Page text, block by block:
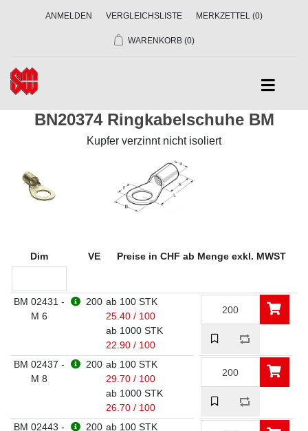
ANMELDEN VERGLEICHSLISTE MERKZETTEL (0)
WARENKORB (0)
BN20374 Ringkabelschuhe BM
Kupfer verzinnt nicht isoliert
Dim VE Preise in CHF ab Menge exkl. MWST
BM 02431 -
M 6
200 ab 100 STK
25.40 / 100
ab 1000 STK
22.90 / 100
BM 02437 -
M 8
200 ab 100 STK
29.70 / 100
ab 1000 STK
26.70 / 100
BM 02443 -
200 ab 100 STK